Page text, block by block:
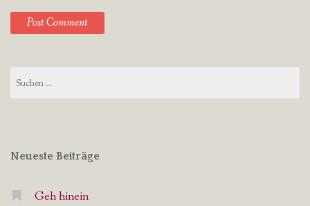
nach:
Neueste Beiträge
Geh hinein